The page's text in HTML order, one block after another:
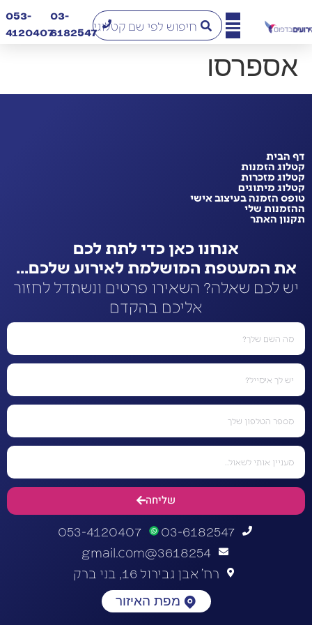
03-
6182547
053-
4120407​
אספרסו
דף הבית
קטלוג הזמנות
קטלוג מזכרות
קטלוג מיתוגים
טופס הזמנה בעיצוב אישי
ההזמנות שלי
תקנון האתר
אנחנו כאן כדי לתת לכם
את המעטפת המושלמת לאירוע שלכם...
יש לכם שאלה? השאירו פרטים ונשתדל לחזור
אליכם בהקדם
שליחה
03-6182547
053-4120407
3618254@gmail.com
רח' אבן גבירול 16, בני ברק
מפת האיזור